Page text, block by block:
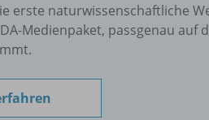
erste naturwissenschaftliche
Medienpaket, passgenau auf